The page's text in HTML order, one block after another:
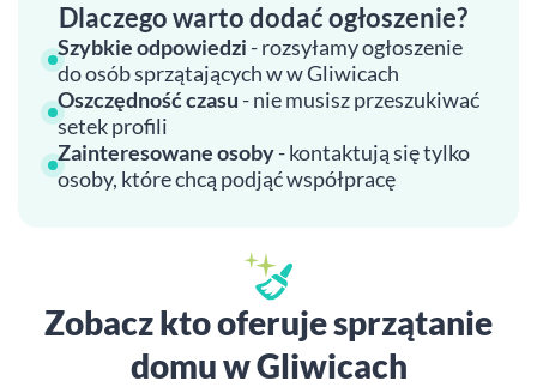
Dlaczego warto dodać ogłoszenie?
Szybkie odpowiedzi - rozsyłamy ogłoszenie
do osób sprzątających w w Gliwicach
Oszczędność czasu - nie musisz przeszukiwać
setek profili
Zainteresowane osoby- kontaktują się tylko
osoby, które chcą podjąć współpracę
Zobacz kto oferuje sprzątanie
domu w Gliwicach